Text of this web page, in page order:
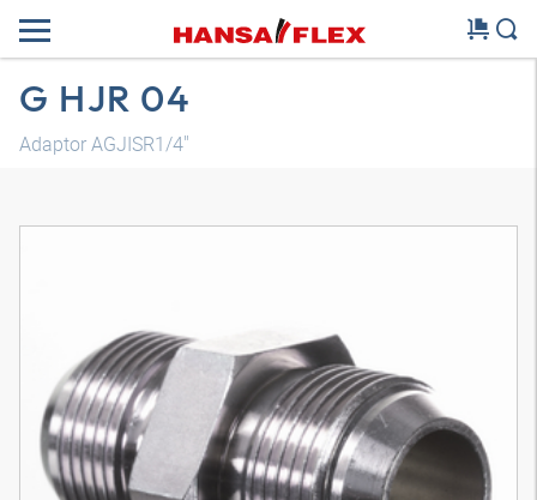
G HJR 04
Adaptor AGJISR1/4"
Model 3D